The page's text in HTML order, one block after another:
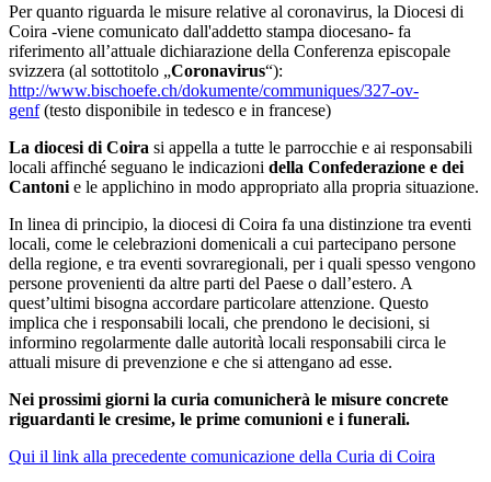
Per quanto riguarda le misure relative al coronavirus, la Diocesi di
Coira -viene comunicato dall'addetto stampa diocesano- fa
riferimento all’attuale dichiarazione della Conferenza episcopale
svizzera (al sottotitolo „Coronavirus“):
http://www.bischoefe.ch/dokumente/communiques/327-ov-
genf(testo disponibile in tedesco e in francese)
La diocesi di Coira si appella a tutte le parrocchie e ai responsabili
locali affinché seguano le indicazioni della Confederazione e dei
Cantoni e le applichino in modo appropriato alla propria situazione.
In linea di principio, la diocesi di Coira fa una distinzione tra eventi
locali, come le celebrazioni domenicali a cui partecipano persone
della regione, e tra eventi sovraregionali, per i quali spesso vengono
persone provenienti da altre parti del Paese o dall’estero. A
quest’ultimi bisogna accordare particolare attenzione. Questo
implica che i responsabili locali, che prendono le decisioni, si
informino regolarmente dalle autorità locali responsabili circa le
attuali misure di prevenzione e che si attengano ad esse.
Nei prossimi giorni la curia comunicherà le misure concrete
riguardanti le cresime, le prime comunioni e i funerali.
Qui il link alla precedente comunicazione della Curia di Coira